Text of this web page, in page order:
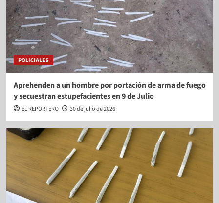
POLICIALES
Aprehenden a un hombre por portación de arma de fuego
y secuestran estupefacientes en 9 de Julio
EL REPORTERO 30 de julio de 2026